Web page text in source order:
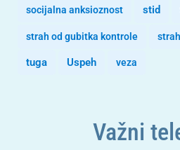
socijalna anksioznost stid
strah od gubitka kontrole
tuga Uspeh veza
Važni